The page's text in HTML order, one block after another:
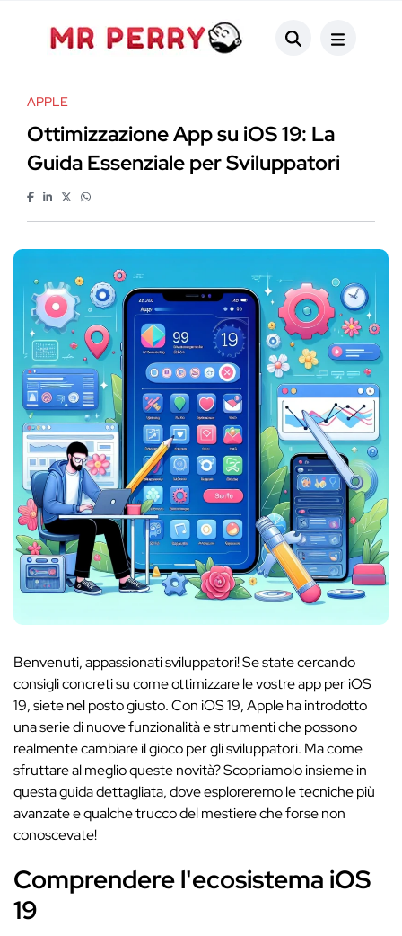
APPLE
Ottimizzazione App su iOS 19: La
Guida Essenziale per Sviluppatori
Benvenuti, appassionati sviluppatori! Se state cercando
consigli concreti su come ottimizzare le vostre app per iOS
19, siete nel posto giusto. Con iOS 19, Apple ha introdotto
una serie di nuove funzionalità e strumenti che possono
realmente cambiare il gioco per gli sviluppatori. Ma come
sfruttare al meglio queste novità? Scopriamolo insieme in
questa guida dettagliata, dove esploreremo le tecniche più
avanzate e qualche trucco del mestiere che forse non
conoscevate!
Comprendere l'ecosistema iOS
19